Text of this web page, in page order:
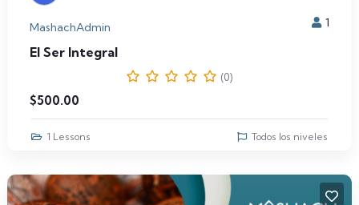
MashachAdmin 1
El Ser Integral
(0)
$500.00
1 Lessons Todos los niveles